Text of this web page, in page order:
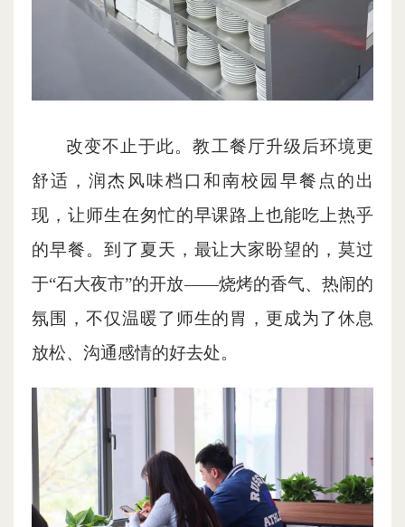
改变不止于此。教工餐厅升级后环境更
舒适，润杰风味档口和南校园早餐点的出
现，让师生在匆忙的早课路上也能吃上热乎
的早餐。到了夏天，最让大家盼望的，莫过
于“石大夜市”的开放——烧烤的香气、热闹的
氛围，不仅温暖了师生的胃，更成为了休息
放松、沟通感情的好去处。